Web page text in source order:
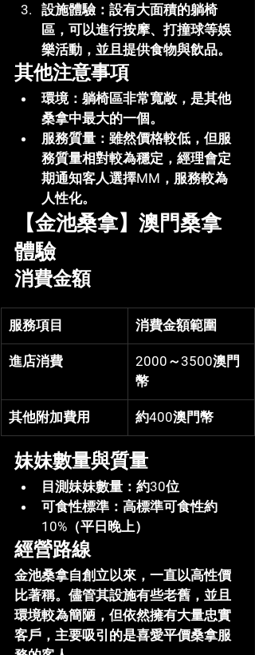
設施體驗：設有大面積的躺椅
區，可以進行按摩、打撞球等娛
樂活動，並且提供食物與飲品。
其他注意事項
環境：躺椅區非常寬敞，是其他
桑拿中最大的一個。
服務質量 ：雖然價格較低，但服
務質量相對較為穩定，經理會定
期通知客人選擇MM，服務較為
人性化。
【金池桑拿】澳門桑拿
體驗
消費金額
服務項目 消費金額範圍
進店消費
2000～3500澳門
幣
其他附加費用 約400澳門幣
妹妹數量與質量
目測妹妹數量 ：約30位
可食性標準 ：高標準可食性約
10%（平日晚上）
經營路線
金池桑拿自創立以來，一直以高性價
比著稱。儘管其設施有些老舊，並且
環境較為簡陋，但依然擁有大量忠實
客戶，主要吸引的是喜愛平價桑拿服